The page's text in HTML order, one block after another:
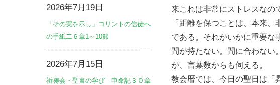
来これは非常にストレスなの
「距離を保つことは、本来
である。それがいかに重要な
間が持たない。間に合わない
が、言葉数からも伺える。
教会暦では、今日の聖日は「
2026年7月19日
「その実を示し」コリントの信徒へ
の手紙二６章1～10節
2026年7月15日
祈祷会・聖書の学び 申命記３０章